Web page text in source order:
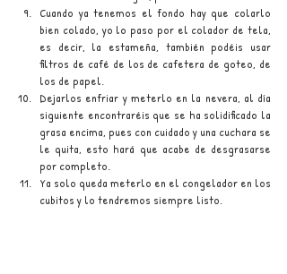
Cuando ya tenemos el fondo hay que colarlo
bien colado, yo lo paso por el colador de tela,
es decir, la estameña, también podéis usar
filtros de café de los de cafetera de goteo, de
los de papel.
Dejarlos enfriar y meterlo en la nevera, al día
siguiente encontraréis que se ha solidificado la
grasa encima, pues con cuidado y una cuchara se
le quita, esto hará que acabe de desgrasarse
por completo.
Ya solo queda meterlo en el congelador en los
cubitos y lo tendremos siempre listo.